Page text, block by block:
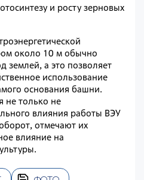
и росту зерновых
около 10 м обычно
землей, а это позволяет
использование
основания башни.
не только не
влияния работы ВЭУ
отмечают их
влияние на